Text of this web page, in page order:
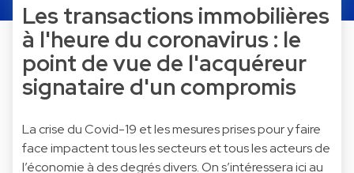
Les transactions immobilières
à l'heure du coronavirus : le
point de vue de l'acquéreur
signataire d'un compromis
La crise du Covid-19 et les mesures prises pour y faire
face impactent tous les secteurs et tous les acteurs de
l’économie à des degrés divers. On s’intéressera ici au